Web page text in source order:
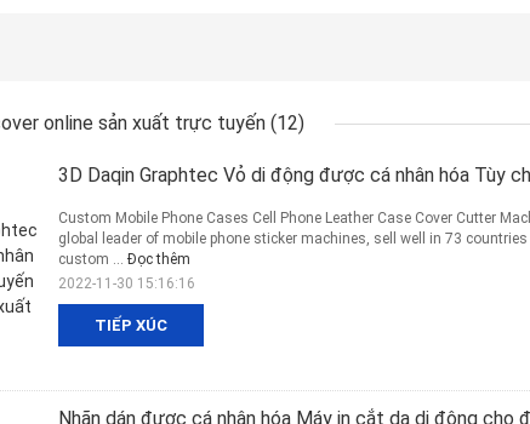
online sản xuất trực tuyến (12)
3D Daqin Graphtec Vỏ di động được cá nhân hóa Tùy
TIẾP XÚC
Custom Mobile Phone Cases Cell Phone Leather Case Cover Cutter
global leader of mobile phone sticker machines, sell well in 73
custom ... Đọc thêm
2022-11-30 15:16:16
Nhãn dán được cá nhân hóa Máy in cắt da di động cho